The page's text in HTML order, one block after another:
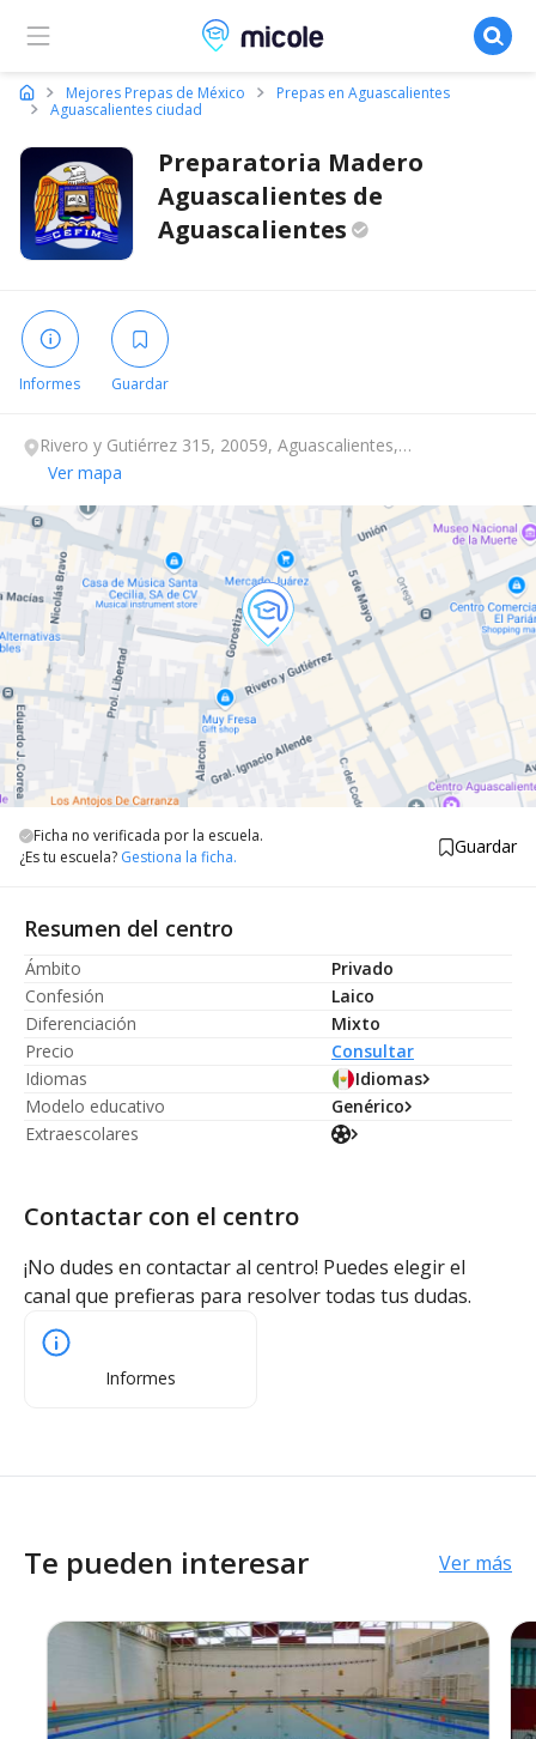
Micole, buscador de colegios
Mejores Prepas de México
Prepas en Aguascalientes
Aguascalientes ciudad
Preparatoria Madero
Aguascalientes de
Aguascalientes
Informes Guardar
Rivero y Gutiérrez 315, 20059, Aguascalientes,
Aguascalientes.
Ver mapa
Ficha no verificada por la escuela.
¿Es tu escuela? Gestiona la ficha. Guardar
Resumen del centro
Ámbito
Privado
Confesión
Laico
Diferenciación
Mixto
Precio
Consultar
Idiomas
Idiomas
Modelo educativo
Genérico
Extraescolares
Contactar con el centro
¡No dudes en contactar al centro! Puedes elegir el
canal que prefieras para resolver todas tus dudas.
Informes
Te pueden interesar Ver más